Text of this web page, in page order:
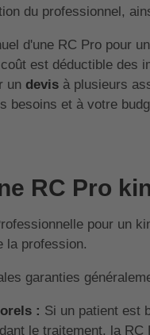
du professionnel,
d'une RC Pro pour
est déductible des
un devis à plusieurs
besoins et à votre
RC Pro
pour un
la profession.
garanties
: Si un patient est
le traitement, la